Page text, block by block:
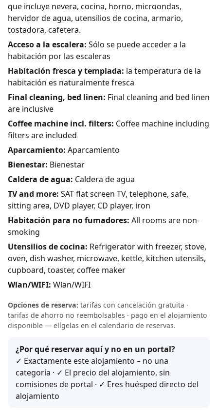
que incluye nevera, cocina, horno, microondas,
hervidor de agua, utensilios de cocina, armario,
tostadora, cafetera.
Acceso a la escalera: Sólo se puede acceder a la
habitación por las escaleras
Habitación fresca y templada: la temperatura de la
habitación es naturalmente fresca
Final cleaning, bed linen: Final cleaning and bed linen
are inclusive
Coffee machine incl. filters: Coffee machine including
filters are included
Aparcamiento: Aparcamiento
Bienestar: Bienestar
Caldera de agua: Caldera de agua
TV and more: SAT flat screen TV, telephone, safe,
sitting area, DVD player, CD player, iron
Habitación para no fumadores: All rooms are non-
smoking
Utensilios de cocina: Refrigerator with freezer, stove,
oven, dish washer, microwave, kettle, kitchen utensils,
cupboard, toaster, coffee maker
Wlan/WIFI: Wlan/WIFI
Opciones de reserva: tarifas con cancelación gratuita ·
tarifas de ahorro no reembolsables · pago en el alojamiento
disponible — elígelas en el calendario de reservas.
¿Por qué reservar aquí y no en un portal?
✓ Exactamente este alojamiento – no una
categoría · ✓ El precio del alojamiento, sin
comisiones de portal · ✓ Eres huésped directo del
alojamiento